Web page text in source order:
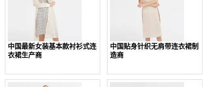
中国最新女装基本款衬衫式连
衣裙生产商
中国贴身针织无肩带连衣裙制
造商